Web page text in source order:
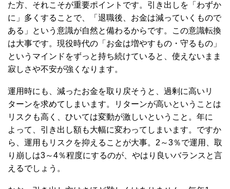
た方、それこそが重要ポイントです。引き出しを「わずか
に」多くすることで、「退職後、お金は減っていくもので
ある」という意識が自然と備わるからです。この意識転換
は大事です。現役時代の「お金は増やすもの・守るもの」
というマインドをずっと持ち続けていると、使えないまま
寂しさや不安が強くなります。
運用時にも、減ったお金を取り戻そうと、過剰に高いリ
ターンを求めてしまいます。リターンが高いということは
リスクも高く、ひいては変動が激しいということ。年に
よって、引き出し額も大幅に変わってしまいます。ですか
ら、運用もリスクを抑えることが大事。2～3％で運用、取
り崩しは3～4％程度にするのが、やはり良いバランスと言
えるでしょう。